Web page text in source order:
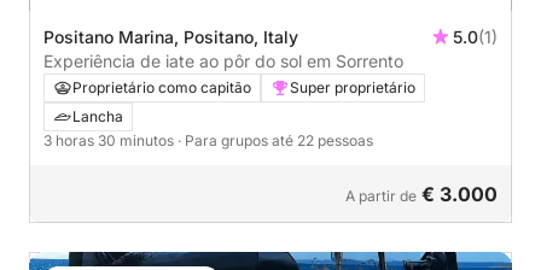
Positano Marina, Positano, Italy 5.0(1)
Experiência de iate ao pôr do sol em Sorrento
Proprietário como capitão
Super proprietário
Lancha
3 horas 30 minutos · Para grupos até 22 pessoas
A partir de € 3.000